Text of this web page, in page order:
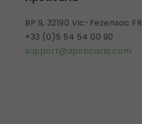
BP 9, 32190 Vic-Fezensac FR
+33 (0)5 54 54 00 90
support@apoticaria.com